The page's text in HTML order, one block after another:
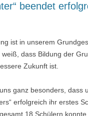
beendet
ist in unserem
dass Bildung der
Zukunft ist.
ganz besonders, dass
erfolgreich ihr erstes
18 Schülern